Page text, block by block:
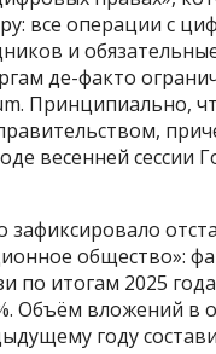
все операции с
и
де-факто
Принципиально,
весенней сессии
общество»:
по итогам 2025
Объём вложений в
году